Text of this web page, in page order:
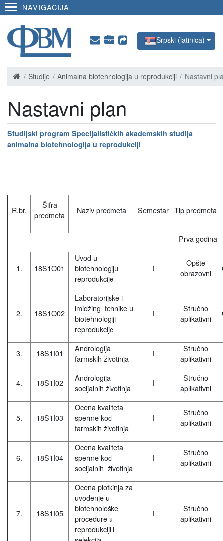
NAVIGACIJA
Srpski (latinica)
Studije Animalna biotehnologija u reprodukciji Nastavni
Nastavni plan
Studijski program Specijalističkih akademskih studija
animalna biotehnologija u reprodukciji
R.br.
Šifra
predmeta
Naziv predmeta Semestar Tip predmeta
Prva godina
1. 18S1O01
Uvod u
biotehnologiju
reprodukcije
I
Opšte
obrazovni
2. 18S1O02
Laboratorijske i
imidžing tehnike u
biotehnologiji
reprodukcije
I
Stručno
aplikativni
3. 18S1I01
Andrologija
farmskih životinja
I
Stručno
aplikativni
4. 18S1I02
Andrologija
socijalnih životinja
I
Stručno
aplikativni
5. 18S1I03
Ocena kvaliteta
sperme kod
farmskih životinja
I
Stručno
aplikativni
6. 18S1I04
Ocena kvaliteta
sperme kod
socijalnih životinja
I
Stručno
aplikativni
7. 18S1I05
Ocena plotkinja za
uvođenje u
biotehnološke
procedure u
reprodukciji i
I
Stručno
aplikativni